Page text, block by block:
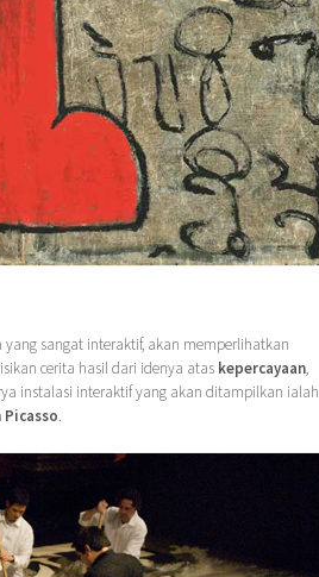
sangat interaktif, akan memperlihatkan
cerita hasil dari idenya atas kepercayaan,
instalasi interaktif yang akan ditampilkan ialah
.